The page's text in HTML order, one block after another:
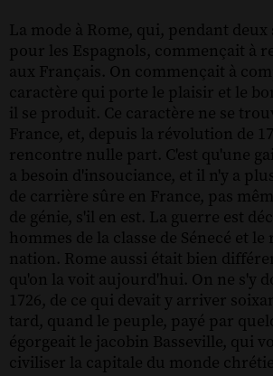
La mode à Rome, qui, pendant deux
pour les Espagnols, commençait à
aux Français. On commençait à
caractère qui porte le plaisir et le
il se produit. Ce caractère ne se
France, et, depuis la révolution de
rencontre nulle part. C'est qu'une
a besoin d'insouciance, et il n'y a
de carrière sûre en France, pas
de génie, s'il en est. La guerre est
hommes de la classe de Sénecé et le
nation. Rome aussi était bien
qu'on la voit aujourd'hui. On ne s'y
1726, de ce qui devait y arriver
tard, quand le peuple, payé par
égorgeait le jacobin Basseville, qui
civiliser la capitale du monde